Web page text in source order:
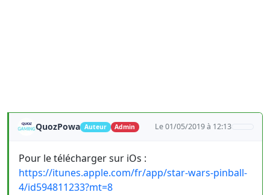
QuozPowa Auteur Admin Le 01/05/2019 à 12:13
Pour le télécharger sur iOs :
https://itunes.apple.com/fr/app/star-wars-pinball-
4/id594811233?mt=8